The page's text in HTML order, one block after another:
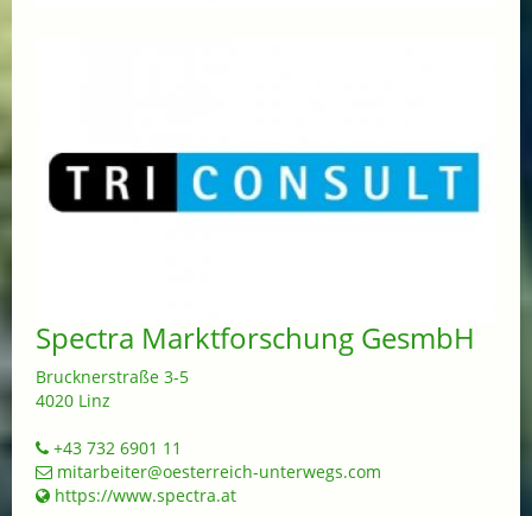
Spectra Marktforschung GesmbH
Brucknerstraße 3-5
4020 Linz
+43 732 6901 11
mitarbeiter@oesterreich-unterwegs.com
https://www.spectra.at